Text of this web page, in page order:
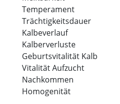
Temperament
Trächtigkeitsdauer
Kalbeverlauf
Kalberverluste
Geburtsvitalität Kalb
Vitalität Aufzucht
Nachkommen
Homogenität